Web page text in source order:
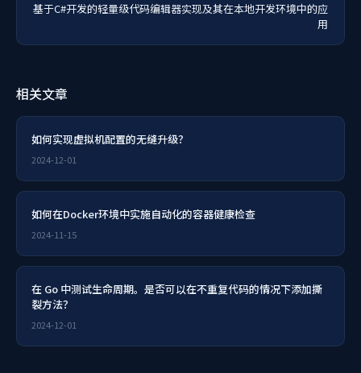
基于C#开发的轻量级代码编辑器实现及其在本地开发环境中的应
用
相关文章
如何实现虚拟机配置的无缝升级？
2024-12-01
如何在Docker环境中实施自动化的容器健康检查
2024-11-15
在 Go 中测试生命周期。是否可以在不重复代码的情况下添加撕
裂方法？
2024-12-01